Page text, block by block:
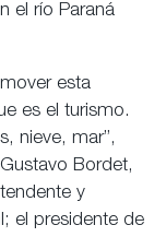
el río Paraná
esta
es el turismo.
nieve, mar”,
Bordet,
y
el presidente de